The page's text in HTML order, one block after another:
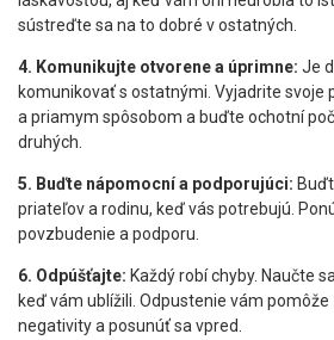
sústreďte sa na to dobré v ostatných.
4. Komunikujte otvorene a úprimne: Je
komunikovať s ostatnými. Vyjadrite svoje
a priamym spôsobom a buďte ochotní
druhých.
5. Buďte nápomocní a podporujúci:
priateľov a rodinu, keď vás potrebujú.
povzbudenie a podporu.
6. Odpúšťajte: Každý robí chyby. Naučte
keď vám ublížili. Odpustenie vám
negativity a posunúť sa vpred.